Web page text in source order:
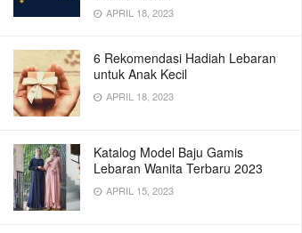
APRIL 18, 2023
6 Rekomendasi Hadiah Lebaran
untuk Anak Kecil
APRIL 18, 2023
Katalog Model Baju Gamis
Lebaran Wanita Terbaru 2023
APRIL 15, 2023